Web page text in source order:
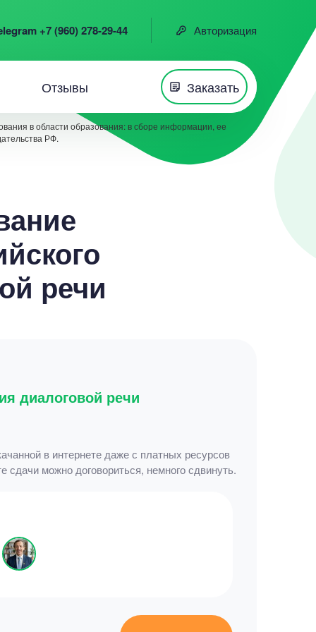
+7 (960) 278-29-44 Авторизация
Отзывы Заказать
в области образования: в сборе информации, ее
РФ.
речи
диалоговой речи
в интернете даже с платных ресурсов
можно договориться, немного сдвинуть.